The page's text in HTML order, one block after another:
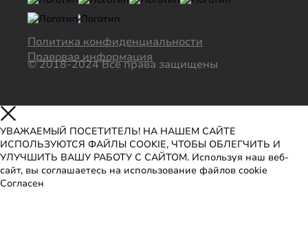
Политика конфиденциальности
Правовая информация
© 2018-2024 Все права защищены
УВАЖАЕМЫЙ ПОСЕТИТЕЛЬ! НА НАШЕМ САЙТЕ
ИСПОЛЬЗУЮТСЯ ФАЙЛЫ COOKIE, ЧТОБЫ ОБЛЕГЧИТЬ И
УЛУЧШИТЬ ВАШУ РАБОТУ С САЙТОМ. Используя наш веб-
сайт, вы соглашаетесь на использование файлов cookie
Согласен